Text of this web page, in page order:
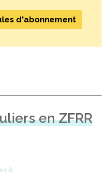
d'abonnement
en ZFRR
A